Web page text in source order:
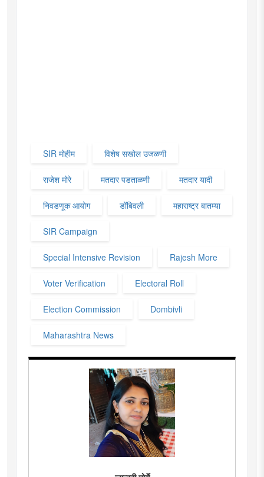
SIR मोहीम विशेष सखोल उजळणी
राजेश मोरे मतदार पडताळणी मतदार यादी
निवडणूक आयोग डोंबिवली महाराष्ट्र बातम्या
SIR Campaign
Special Intensive Revision Rajesh More
Voter Verification Electoral Roll
Election Commission Dombivli
Maharashtra News